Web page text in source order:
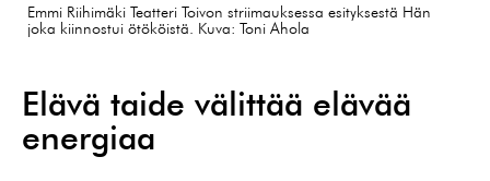
Emmi Riihimäki Teatteri Toivon striimauksessa esityksestä Hän
joka kiinnostui ötököistä. Kuva: Toni Ahola
Elävä taide välittää elävää
energiaa